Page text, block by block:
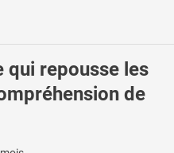
qui repousse les
de